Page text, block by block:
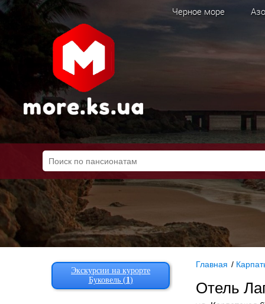
Черное море
Главная /
Отель
Экскурсии на курорте
Буковель (1)